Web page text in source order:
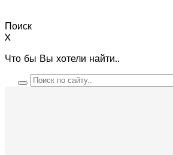
Поиск
X
Что бы Вы хотели найти..